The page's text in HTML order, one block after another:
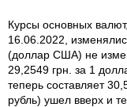
Курсы основных
16.06.2022,
(доллар США) не
29,2549 грн. за 1
теперь составляет
рубль) ушел вверх и